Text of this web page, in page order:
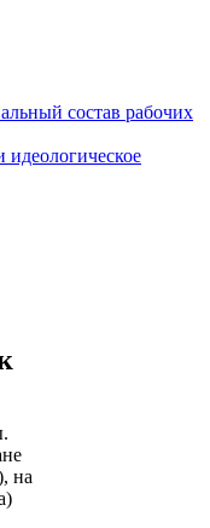
состав рабочих
на